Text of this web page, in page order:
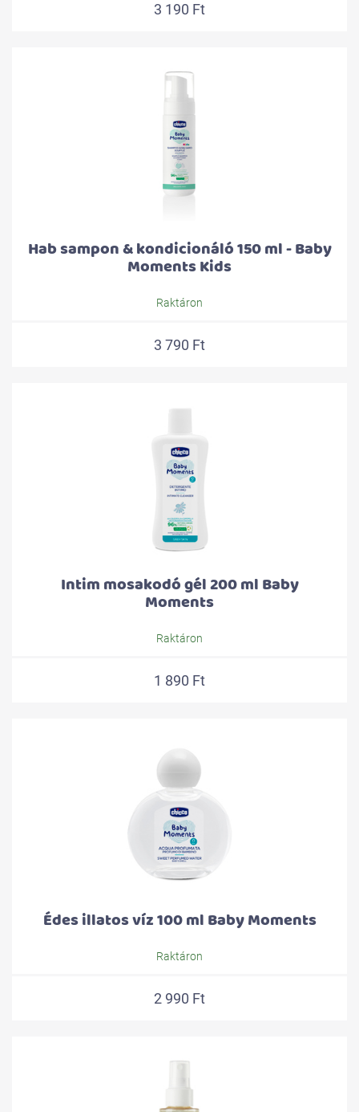
3 190 Ft
Hab sampon & kondicionáló 150 ml - Baby
Moments Kids
Raktáron
3 790 Ft
Intim mosakodó gél 200 ml Baby
Moments
Raktáron
1 890 Ft
Édes illatos víz 100 ml Baby Moments
Raktáron
2 990 Ft